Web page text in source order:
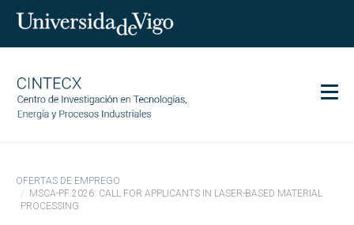
Investigación
Transferencia
OFERTAS DE EMPREGO
MSCA-PF 2026: CALL FOR APPLICANTS IN LASER-BASED MATERIAL
PROCESSING